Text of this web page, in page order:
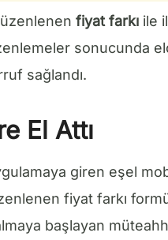
fiyat farkı ile
sonucunda
sağlandı.
El Attı
giren eşel
fiyat farkı
başlayan